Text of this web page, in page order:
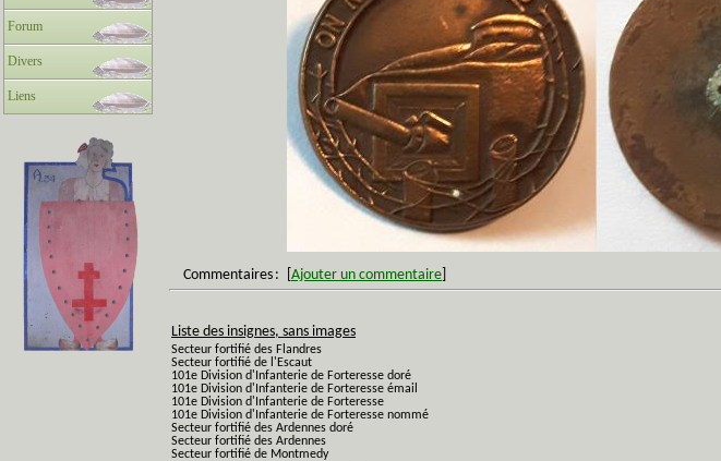
Forum
Divers
Liens
Commentaires : Ajouter un commentaire
Liste des insignes, sans images
Secteur fortifié des Flandres
Secteur fortifié de l'Escaut
101e Division d'Infanterie de Forteresse doré
101e Division d'Infanterie de Forteresse émail
101e Division d'Infanterie de Forteresse
101e Division d'Infanterie de Forteresse nommé
Secteur fortifié des Ardennes doré
Secteur fortifié des Ardennes
Secteur fortifié de Montmedy